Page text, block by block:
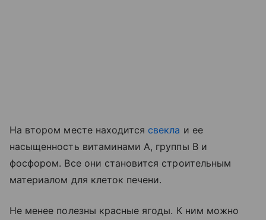
На втором месте находится свекла и ее
насыщенность витаминами А, группы В и
фосфором. Все они становится строительным
материалом для клеток печени.
Не менее полезны красные ягоды. К ним можно